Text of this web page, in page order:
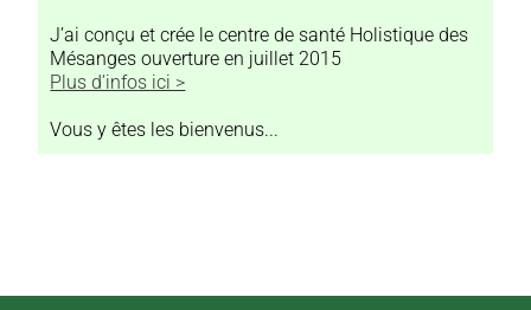
J’ai conçu et crée le centre de santé Holistique des
Mésanges ouverture en juillet 2015
Plus d’infos ici >
Vous y êtes les bienvenus...